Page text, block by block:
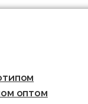
оптом